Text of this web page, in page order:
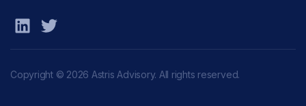
Copyright © 2026 Astris Advisory. All rights reserved.